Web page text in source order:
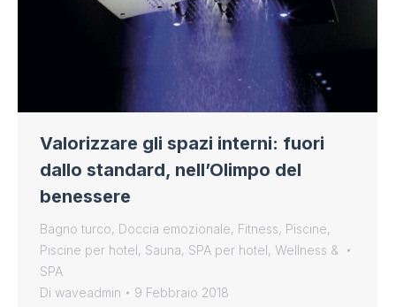
Valorizzare gli spazi interni: fuori
dallo standard, nell’Olimpo del
benessere
Bagno turco, Doccia emozionale, Fitness, Piscine,
Piscine per hotel, Sauna, SPA per hotel, Wellness &
SPA
Di waveadmin 9 Febbraio 2018